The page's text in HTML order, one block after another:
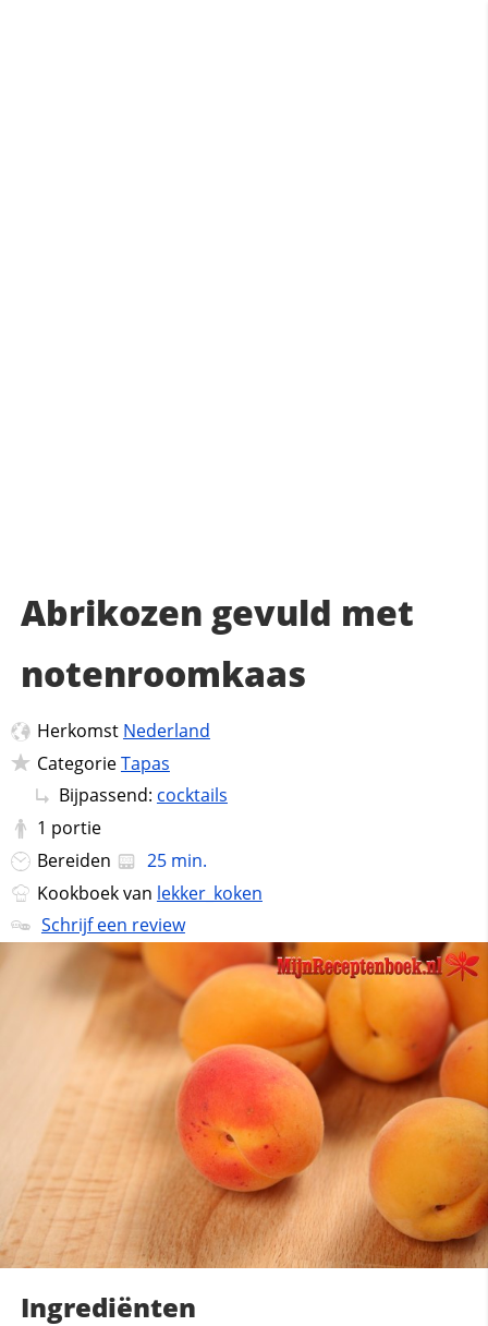
Abrikozen gevuld met
notenroomkaas
Herkomst Nederland
CategorieTapas
Bijpassend: cocktails
1 portie
Bereiden
25 min.
Kookboek van lekker_koken
Schrijf een review
Ingrediënten